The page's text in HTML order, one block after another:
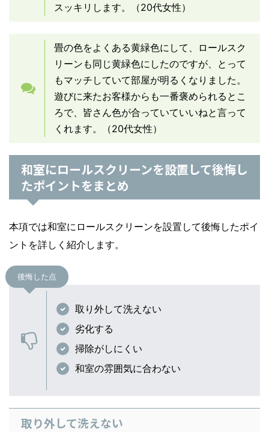
スッキリします。（20代女性）
畳の色をよくある黄緑色にして、ロールスク
リーンも同じ黄緑色にしたのですが、とって
もマッチしていて部屋が明るくなりました。
遊びに来たお客様からも一番褒められるとこ
ろで、皆さん色が合っていていいねと言って
くれます。（20代女性）
和室にロールスクリーンを設置して後悔し
たポイントをまとめ
本項では和室にロールスクリーンを設置して後悔したポイ
ントを詳しく紹介します。
後悔した点
取り外して洗えない
劣化する
掃除がしにくい
和室の雰囲気に合わない
取り外して洗えない